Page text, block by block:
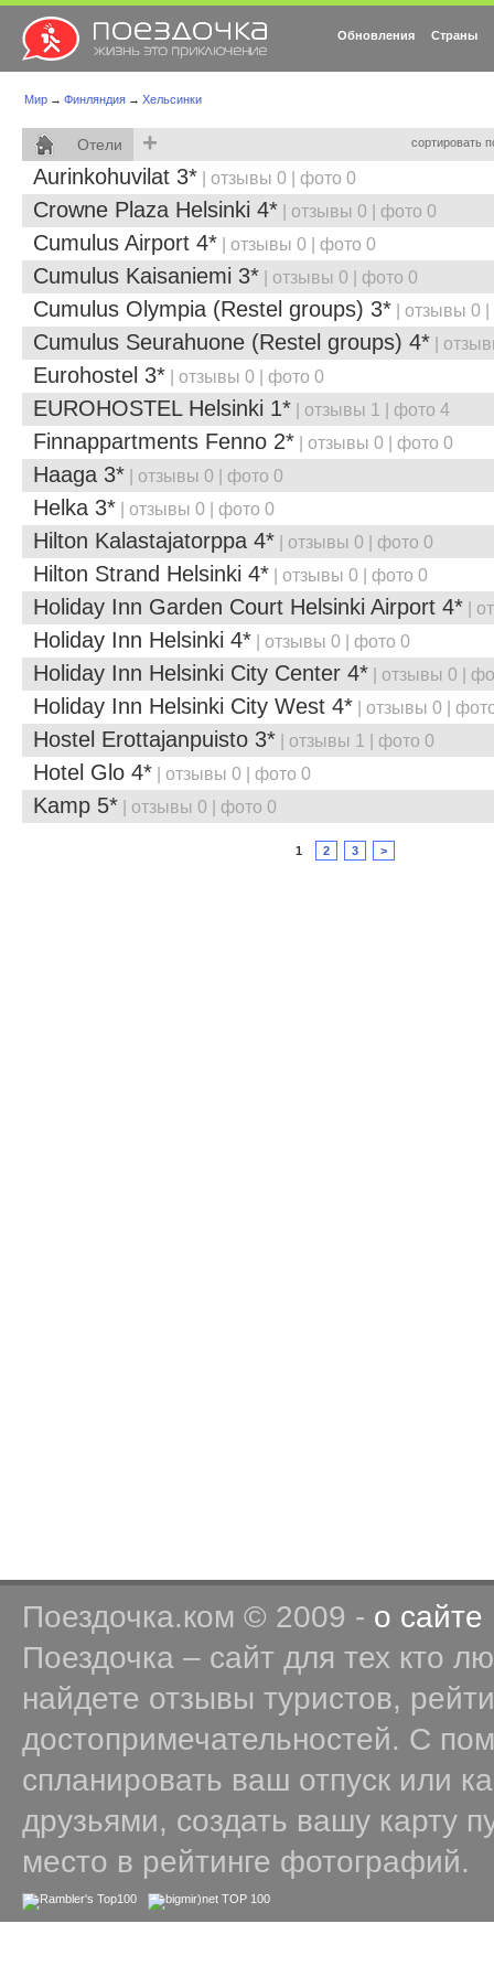
Обновления Страны
Мир → Финляндия → Хельсинки
Отели + сортировать
Aurinkohuvilat 3* | отзывы 0 | фото 0
Crowne Plaza Helsinki 4* | отзывы 0 | фото 0
Cumulus Airport 4* | отзывы 0 | фото 0
Cumulus Kaisaniemi 3* | отзывы 0 | фото 0
Cumulus Olympia (Restel groups) 3* | отзывы 0
Cumulus Seurahuone (Restel groups) 4* |
Eurohostel 3* | отзывы 0 | фото 0
EUROHOSTEL Helsinki 1* | отзывы 1 | фото 4
Finnappartments Fenno 2* | отзывы 0 | фото 0
Haaga 3* | отзывы 0 | фото 0
Helka 3* | отзывы 0 | фото 0
Hilton Kalastajatorppa 4* | отзывы 0 | фото 0
Hilton Strand Helsinki 4* | отзывы 0 | фото 0
Holiday Inn Garden Court Helsinki Airport 4* |
Holiday Inn Helsinki 4* | отзывы 0 | фото 0
Holiday Inn Helsinki City Center 4* | отзывы 0 |
Holiday Inn Helsinki City West 4* | отзывы 0 |
Hostel Erottajanpuisto 3* | отзывы 1 | фото 0
Hotel Glo 4* | отзывы 0 | фото 0
Kamp 5* | отзывы 0 | фото 0
1 2 3 >
Поездочка.ком © 2009 - о сайте
Поездочка – сайт для тех кто
найдете отзывы туристов,
достопримечательностей. С
спланировать ваш отпуск или
друзьями, создать вашу карту
место в рейтинге фотографий.